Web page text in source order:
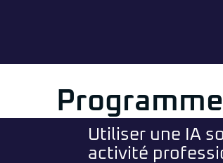
Utiliser une IA
activité